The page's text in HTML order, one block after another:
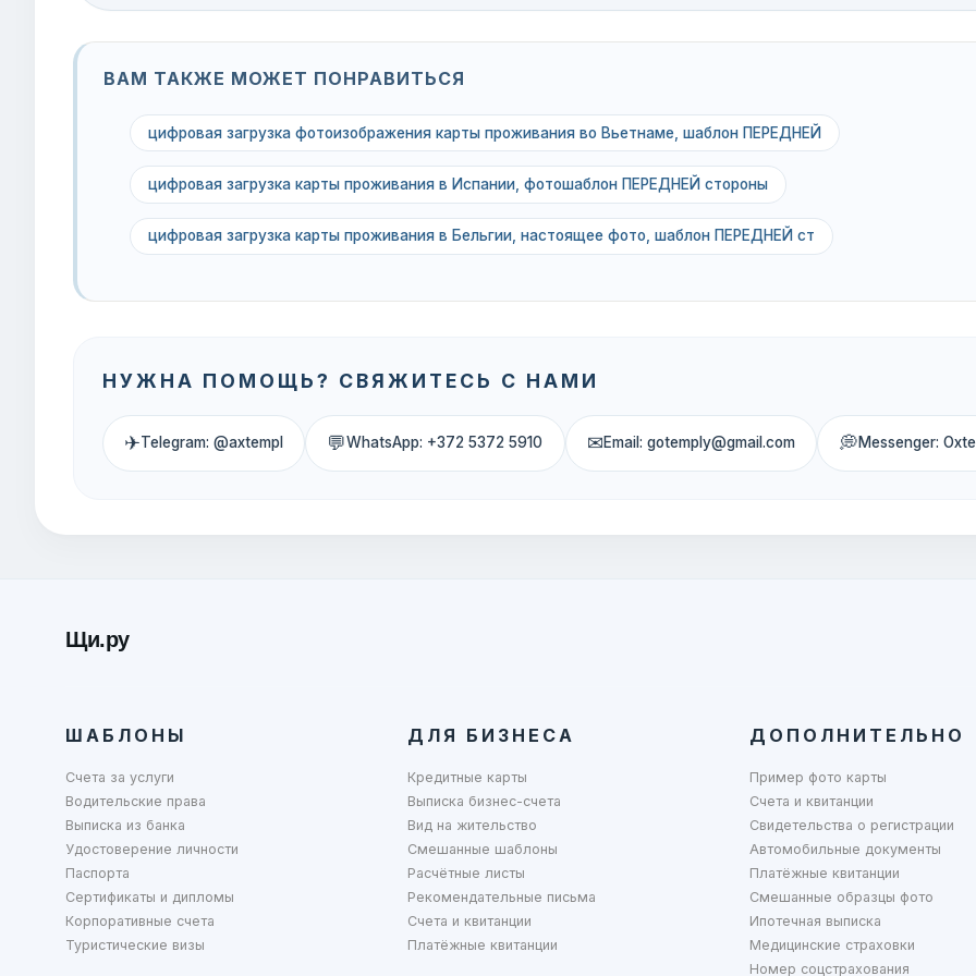
ВАМ ТАКЖЕ МОЖЕТ ПОНРАВИТЬСЯ
цифровая загрузка фотоизображения карты проживания во Вьетнаме, шаблон ПЕРЕДНЕЙ
цифровая загрузка карты проживания в Испании, фотошаблон ПЕРЕДНЕЙ стороны
цифровая загрузка карты проживания в Бельгии, настоящее фото, шаблон ПЕРЕДНЕЙ ст
НУЖНА ПОМОЩЬ? СВЯЖИТЕСЬ С НАМИ
✈Telegram: @axtempl 💬WhatsApp: +372 5372 5910 ✉Email: gotemply@gmail.com 💭Messenger:
Щи.ру
ШАБЛОНЫ
Счета за услуги
Водительские права
Выписка из банка
Удостоверение личности
Паспорта
Сертификаты и дипломы
Корпоративные счета
Туристические визы
ДЛЯ БИЗНЕСА
Кредитные карты
Выписка бизнес-счета
Вид на жительство
Смешанные шаблоны
Расчётные листы
Рекомендательные письма
Счета и квитанции
Платёжные квитанции
ДОПОЛНИТЕЛЬНО
Пример фото карты
Счета и квитанции
Свидетельства о регистрации
Автомобильные документы
Платёжные квитанции
Смешанные образцы фото
Ипотечная выписка
Медицинские страховки
Номер соцстрахования